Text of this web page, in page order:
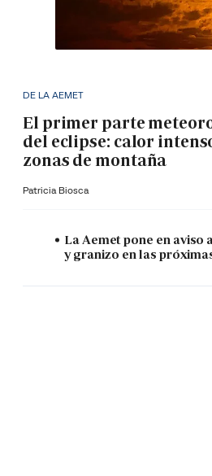
DE LA AEMET
El primer parte
del eclipse: calor
zonas de montaña
Patricia Biosca
La Aemet pone en aviso
y granizo en las